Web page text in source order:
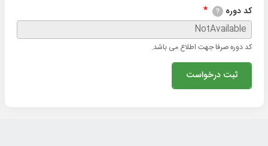
کد دوره ?
کد دوره صرفا جهت اطلاع می باشد.